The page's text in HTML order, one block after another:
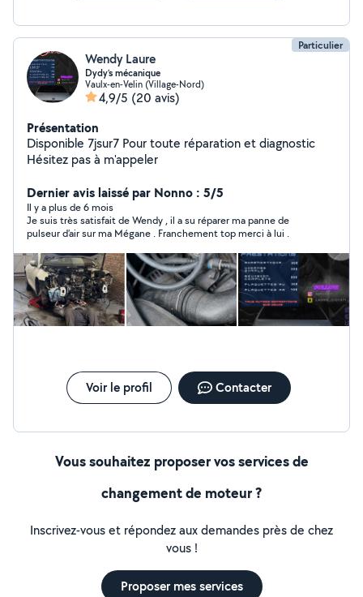
Particulier
Wendy Laure
Dydy’s mécanique
Vaulx-en-Velin (Village-Nord)
4,9/5 (20 avis)
Présentation
Disponible 7jsur7 Pour toute réparation et diagnostic
Hésitez pas à m'appeler
Dernier avis laissé par Nonno : 5/5
Il y a plus de 6 mois
Je suis très satisfait de Wendy , il a su réparer ma panne de
pulseur d’air sur ma Mégane . Franchement top merci à lui .
Voir le profil Contacter
Vous souhaitez proposer vos services de
changement de moteur ?
Inscrivez-vous et répondez aux demandes près de chez
vous !
Proposer mes services